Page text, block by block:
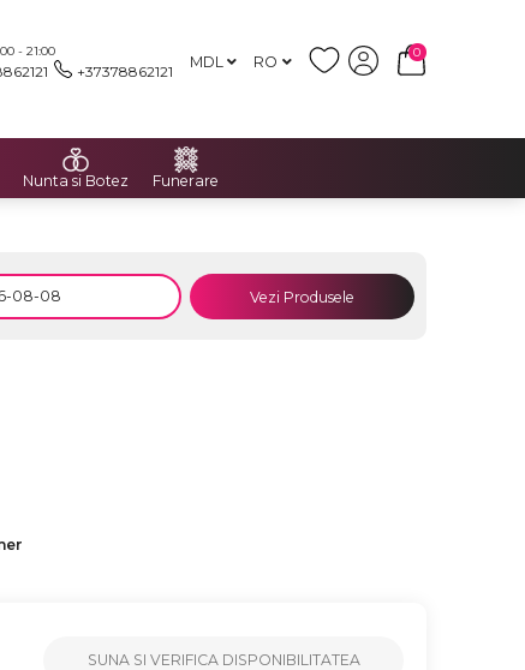
- 21:00
+37378862121 MDL RO
0
Nunta si Botez Funerare
Vezi Produsele
SUNA SI VERIFICA DISPONIBILITATEA